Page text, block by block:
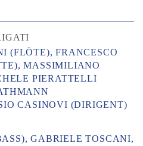
(FLÖTE), FRANCESCO
MASSIMILIANO
PIERATTELLI
CASINOVI (DIRIGENT)
GABRIELE TOSCANI,